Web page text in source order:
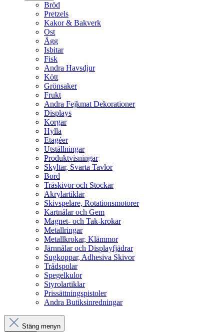
Bröd
Pretzels
Kakor & Bakverk
Ost
Ägg
Isbitar
Fisk
Andra Havsdjur
Kött
Grönsaker
Frukt
Andra Fejkmat Dekorationer
Displays
Korgar
Hylla
Etagéer
Utställningar
Produktvisningar
Skyltar, Svarta Tavlor
Bord
Träskivor och Stockar
Akrylartiklar
Skivspelare, Rotationsmotorer
Kartnålar och Gem
Magnet- och Tak-krokar
Metallringar
Metallkrokar, Klämmor
Järnnålar och Displayfjädrar
Sugkoppar, Adhesiva Skivor
Trådspolar
Spegelkulor
Styrolartiklar
Prissättningspistoler
Andra Butiksinredningar
Stäng menyn